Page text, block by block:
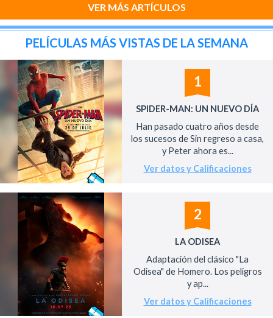
VER MÁS ARTÍCULOS
PELÍCULAS MÁS VISTAS DE LA SEMANA
1
SPIDER-MAN: UN NUEVO DÍA
Han pasado cuatro años desde
los sucesos de Sin regreso a casa,
y Peter ahora es...
Ver datos y Calificaciones
2
LA ODISEA
Adaptación del clásico "La
Odisea" de Homero. Los peligros
y ap...
Ver datos y Calificaciones